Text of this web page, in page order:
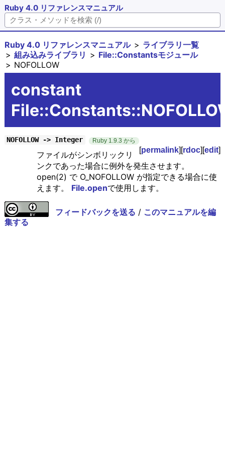
Ruby 4.0 リファレンスマニュアル
Ruby 4.0 リファレンスマニュアル
ライブラリ一覧
組み込みライブラリ
File::Constantsモジュール
NOFOLLOW
constant
NOFOLLOW -> Integer Ruby 1.9.3 から
[permalink][rdoc][edit]
ファイルがシンボリックリ
ンクであった場合に例外を発生させます。
open(2) で O_NOFOLLOW が指定できる場合に使
えます。 File.openで使用します。
フィードバックを送る / このマニュアルを編
集する